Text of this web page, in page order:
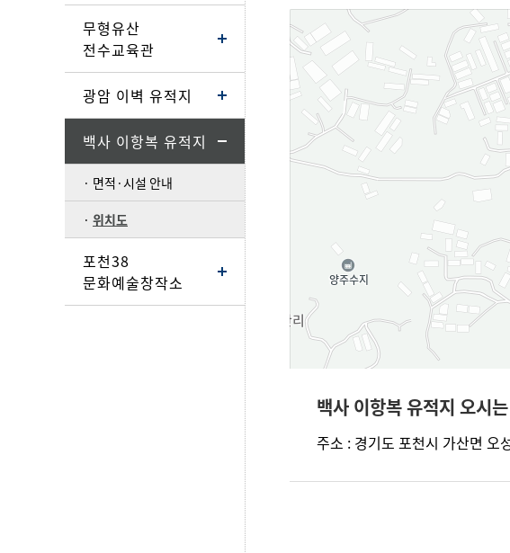
무형유산
전수교육관
광암 이벽 유적지
백사 이항복 유적지
면적·시설 안내
위치도
포천38
문화예술창작소
전화
백사 이항복 유적지 오시
주소 : 경기도 포천시 가산면 오